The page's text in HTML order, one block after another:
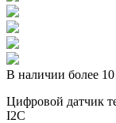
В наличии более
Цифровой датчик
I2C